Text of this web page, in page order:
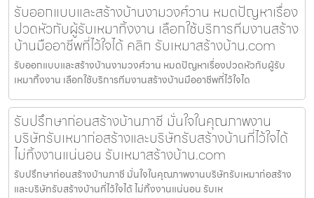
รับออกแบบและสร้างบ้านงามวงศ์วาน หมดปัญหาเรื่อง
ปวดหัวกับผู้รับเหมาทิ้งงาน เลือกใช้บริการทีมงานสร้าง
บ้านมืออาชีพที่ไว้ใจได้ คลิก รับเหมาสร้างบ้าน.com
รับออกแบบและสร้างบ้านงามวงศ์วาน หมดปัญหาเรื่องปวดหัวกับผู้รับ
เหมาทิ้งงาน เลือกใช้บริการทีมงานสร้างบ้านมืออาชีพที่ไว้ใจได
รับปรึกษาก่อนสร้างบ้านภาชี มั่นใจในคุณภาพงาน
บริษัทรับเหมาก่อสร้างและบริษัทรับสร้างบ้านที่ไว้ใจได้
ไม่ทิ้งงานแน่นอน รับเหมาสร้างบ้าน.com
รับปรึกษาก่อนสร้างบ้านภาชี มั่นใจในคุณภาพงานบริษัทรับเหมาก่อสร้าง
และบริษัทรับสร้างบ้านที่ไว้ใจได้ ไม่ทิ้งงานแน่นอน รับเห